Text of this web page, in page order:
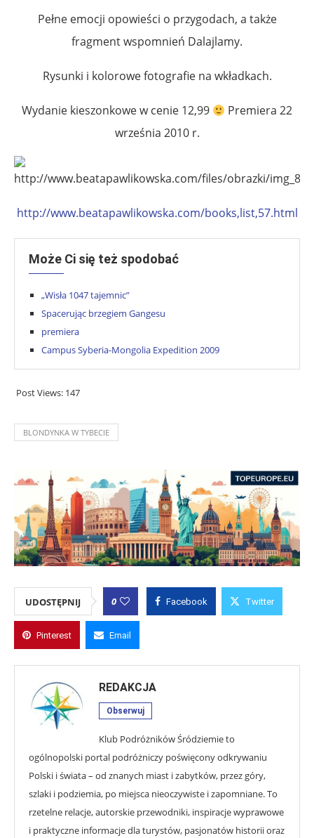
Pełne emocji opowieści o przygodach, a także
fragment wspomnień Dalajlamy.
Rysunki i kolorowe fotografie na wkładkach.
Wydanie kieszonkowe w cenie 12,99
Premiera 22
września 2010 r.
http://www.beatapawlikowska.com/books,list,57.html
Może Ci się też spodobać
„Wisła 1047 tajemnic”
Spacerując brzegiem Gangesu
premiera
Campus Syberia-Mongolia Expedition 2009
Post Views: 147
BLONDYNKA W TYBECIE
UDOSTĘPNIJ 0 Facebook Twitter
Pinterest Email
REDAKCJA
Obserwuj
Klub Podróżników Śródziemie to
ogólnopolski portal podróżniczy poświęcony odkrywaniu
Polski i świata – od znanych miast i zabytków, przez góry,
szlaki i podziemia, po miejsca nieoczywiste i zapomniane. To
rzetelne relacje, autorskie przewodniki, inspiracje wyprawowe
i praktyczne informacje dla turystów, pasjonatów historii oraz